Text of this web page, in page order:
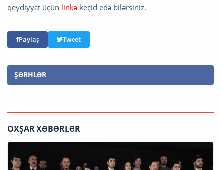
qeydiyyat üçün linkə keçid edə bilərsiniz.
Paylaş Tweet
ŞƏRHLƏR
OXŞAR XƏBƏRLƏR